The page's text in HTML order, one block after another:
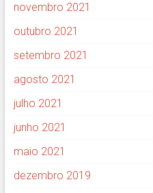
novembro 2021
outubro 2021
setembro 2021
agosto 2021
julho 2021
junho 2021
maio 2021
dezembro 2019